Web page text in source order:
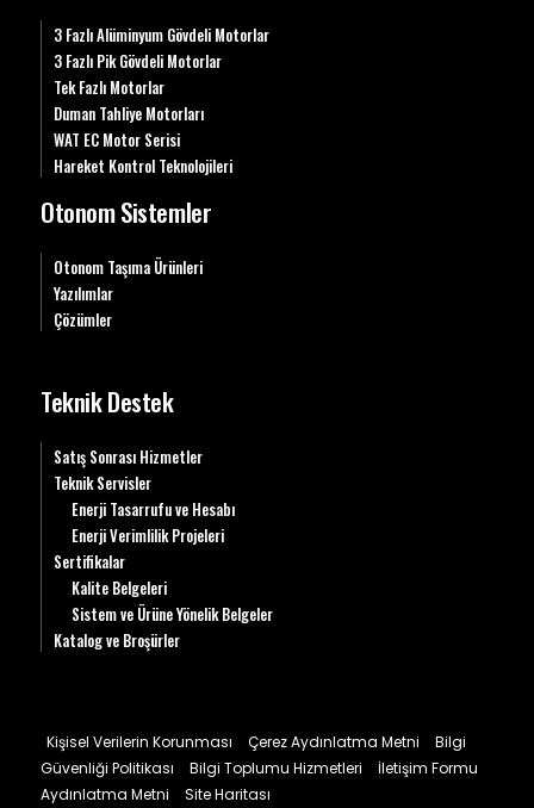
3 Fazlı Alüminyum Gövdeli Motorlar
3 Fazlı Pik Gövdeli Motorlar
Tek Fazlı Motorlar
Duman Tahliye Motorları
WAT EC Motor Serisi
Hareket Kontrol Teknolojileri
Otonom Sistemler
Otonom Taşıma Ürünleri
Yazılımlar
Çözümler
Teknik Destek
Satış Sonrası Hizmetler
Teknik Servisler
Enerji Tasarrufu ve Hesabı
Enerji Verimlilik Projeleri
Sertifikalar
Kalite Belgeleri
Sistem ve Ürüne Yönelik Belgeler
Katalog ve Broşürler
Kişisel Verilerin Korunması Çerez Aydınlatma Metni
Bilgi
Güvenliği Politikası
Bilgi Toplumu Hizmetleri
İletişim Formu
Aydınlatma Metni
Site Haritası